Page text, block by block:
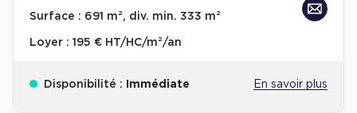
Surface : 691 m², div. min. 333 m²
Loyer : 195 € HT/HC/m²/an
Disponibilité : Immédiate En savoir plus